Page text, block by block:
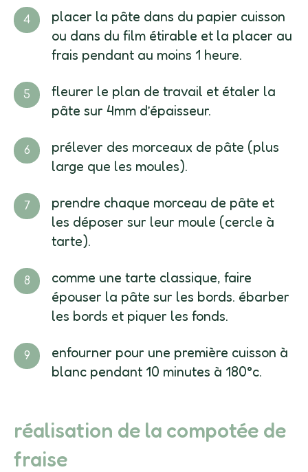
placer la pâte dans du papier cuisson
ou dans du film étirable et la placer au
frais pendant au moins 1 heure.
fleurer le plan de travail et étaler la
pâte sur 4mm d’épaisseur.
prélever des morceaux de pâte (plus
large que les moules).
prendre chaque morceau de pâte et
les déposer sur leur moule (cercle à
tarte).
comme une tarte classique, faire
épouser la pâte sur les bords. ébarber
les bords et piquer les fonds.
enfourner pour une première cuisson à
blanc pendant 10 minutes à 180°c.
réalisation de la compotée de
fraise